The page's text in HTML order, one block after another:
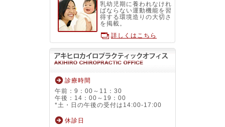
乳幼児期に養われなけれ
ばならない運動機能を習
得する環境造りの大切さ
を掲載。
詳しくはこちら
診療時間
午前：9：00～11：30
午後：14：00～19：00
*土・日の午後の受付は14:00-17:00
休診日